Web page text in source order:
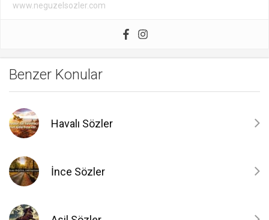
www.neguzelsozler.com
Benzer Konular
Havalı Sözler
İnce Sözler